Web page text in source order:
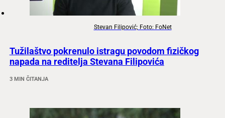
Stevan Filipović; Foto: FoNet
Tužilaštvo pokrenulo istragu povodom fizičkog
napada na reditelja Stevana Filipovića
3 MIN ČITANJA